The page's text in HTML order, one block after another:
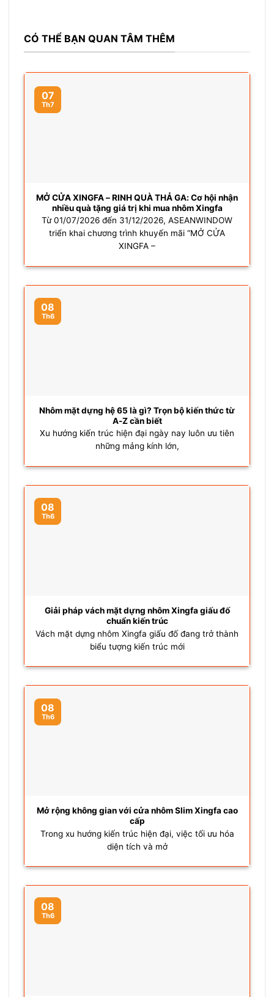
CÓ THỂ BẠN QUAN TÂM THÊM
MỞ CỬA XINGFA – RINH QUÀ THẢ GA: Cơ hội nhận
nhiều quà tặng giá trị khi mua nhôm Xingfa
Từ 01/07/2026 đến 31/12/2026, ASEANWINDOW
triển khai chương trình khuyến mãi “MỞ CỬA
XINGFA –
07
Th7
Nhôm mặt dựng hệ 65 là gì? Trọn bộ kiến thức từ
A-Z cần biết
Xu hướng kiến trúc hiện đại ngày nay luôn ưu tiên
những mảng kính lớn,
08
Th6
Giải pháp vách mặt dựng nhôm Xingfa giấu đố
chuẩn kiến trúc
Vách mặt dựng nhôm Xingfa giấu đố đang trở thành
biểu tượng kiến trúc mới
08
Th6
Mở rộng không gian với cửa nhôm Slim Xingfa cao
cấp
Trong xu hướng kiến trúc hiện đại, việc tối ưu hóa
diện tích và mở
08
Th6
08
Th6